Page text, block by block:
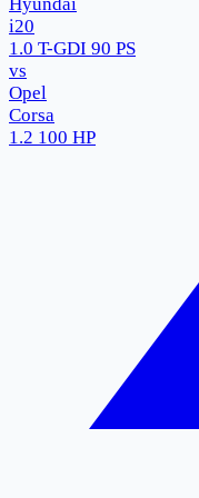
i20
1.0 T-GDI 90 PS
vs
Opel
Corsa
1.2 100 HP